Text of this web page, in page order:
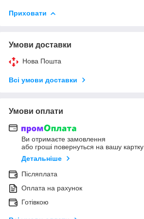
Приховати
Умови доставки
Нова Пошта
Всі умови доставки
Умови оплати
Ви отримаєте замовлення
або гроші повернуться на вашу картку
Детальніше
Післяплата
Оплата на рахунок
Готівкою